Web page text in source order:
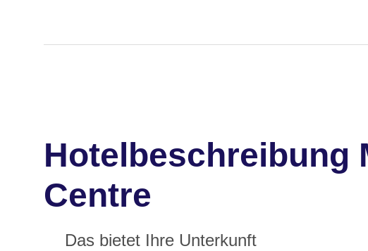
Hotelbeschreibung
Centre
Das bietet Ihre Unterkunft